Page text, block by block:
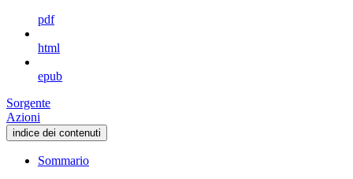
pdf
html
epub
Sorgente
Azioni
indice dei contenuti
Sommario